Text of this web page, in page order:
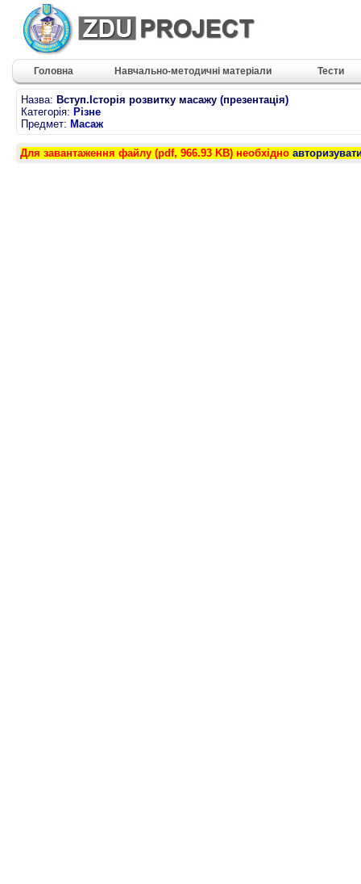
Головна Навчально-методичні матеріали Тести
Назва: Вступ.Історія розвитку масажу (презентація)
Категорія: Різне
Предмет: Масаж
Для завантаження файлу (pdf, 966.93 KB) необхідно